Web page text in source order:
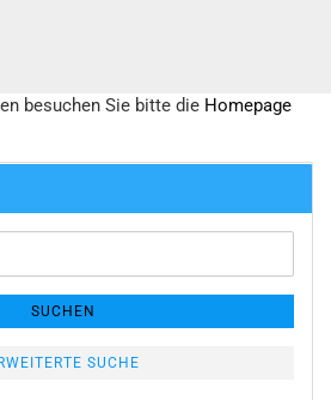
besuchen Sie bitte die Homepage
SUCHEN
SUCHE